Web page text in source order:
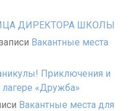
ДИРЕКТОРА ШКОЛЫ
Вакантные места
Приключения и
«Дружба»
Вакантные места для